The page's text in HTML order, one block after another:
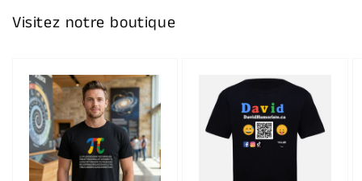
Visitez notre boutique